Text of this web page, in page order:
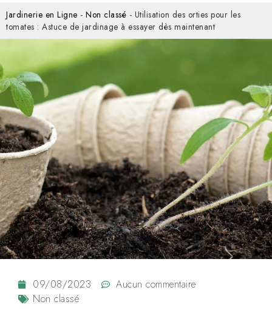
Jardinerie en Ligne - Non classé - Utilisation des orties pour les
tomates : Astuce de jardinage à essayer dès maintenant
09/08/2023
Aucun commentaire
Non classé